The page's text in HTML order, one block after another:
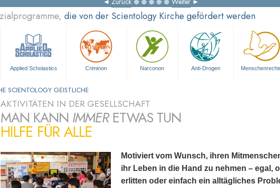
die von der Scientology Kirche gefördert werden
Applied Scholastics Criminon Narconon Anti-Drogen
SCIENTOLOGY GEISTLICHE
AKTIVITÄTEN IN DER GESELLSCHAFT
MAN KANN IMMERETWAS TUN
HILFE FÜR ALLE
Motiviert vom Wunsch, ihren
ihr Leben in die Hand zu nehmen – egal,
erlitten oder einfach ein alltägliches